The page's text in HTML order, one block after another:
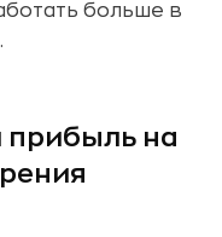
больше в
прибыль на